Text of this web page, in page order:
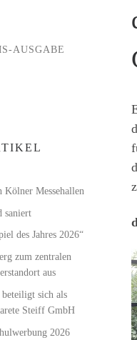
AUSGABE
Kölner Messehallen
saniert
des Jahres 2026“
zum zentralen
aus
sich als
Steiff GmbH
2026